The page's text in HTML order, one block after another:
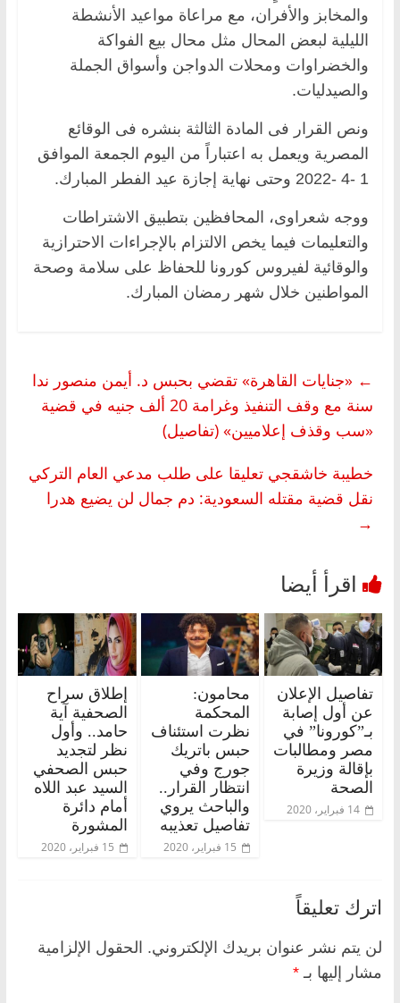
والمخابز والأفران، مع مراعاة مواعيد الأنشطة
الليلية لبعض المحال مثل محال بيع الفواكة
والخضراوات ومحلات الدواجن وأسواق الجملة
والصيدليات.
ونص القرار فى المادة الثالثة بنشره فى الوقائع
المصرية ويعمل به اعتباراً من اليوم الجمعة الموافق
1 -4 -2022 وحتى نهاية إجازة عيد الفطر المبارك.
ووجه شعراوى، المحافظين بتطبيق الاشتراطات
والتعليمات فيما يخص الالتزام بالإجراءات الاحترازية
والوقائية لفيروس كورونا للحفاظ على سلامة وصحة
المواطنين خلال شهر رمضان المبارك.
← «جنايات القاهرة» تقضي بحبس د. أيمن منصور ندا
سنة مع وقف التنفيذ وغرامة 20 ألف جنيه في قضية
«سب وقذف إعلاميين» (تفاصيل)
خطيبة خاشقجي تعليقا على طلب مدعي العام التركي
نقل قضية مقتله السعودية: دم جمال لن يضيع هدرا
→
تفاصيل الإعلان
عن أول إصابة
بـ”كورونا” في
مصر ومطالبات
بإقالة وزيرة
الصحة
14 فبراير، 2020
محامون:
المحكمة
نظرت استئناف
حبس باتريك
جورج وفي
انتظار القرار..
والباحث يروي
تفاصيل تعذيبه
15 فبراير، 2020
إطلاق سراح
الصحفية آية
حامد.. وأول
نظر لتجديد
حبس الصحفي
السيد عبد اللاه
أمام دائرة
المشورة
15 فبراير، 2020
اترك تعليقاً
لن يتم نشر عنوان بريدك الإلكتروني. الحقول الإلزامية
مشار إليها بـ *